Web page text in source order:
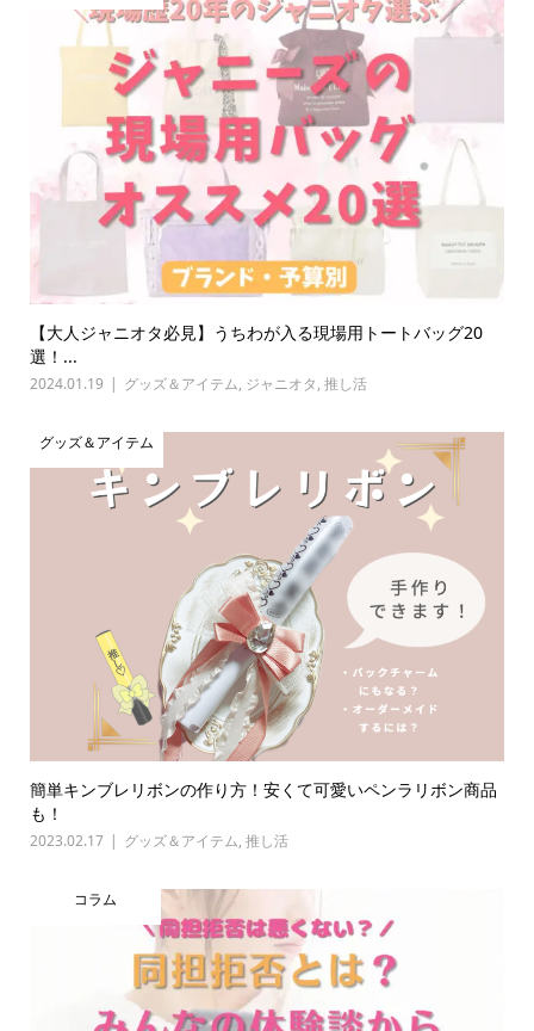
【大人ジャニオタ必見】うちわが入る現場用トートバッグ20
選！...
2024.01.19 グッズ＆アイテム, ジャニオタ, 推し活
グッズ＆アイテム
簡単キンブレリボンの作り方！安くて可愛いペンラリボン商品
も！
2023.02.17 グッズ＆アイテム, 推し活
コラム